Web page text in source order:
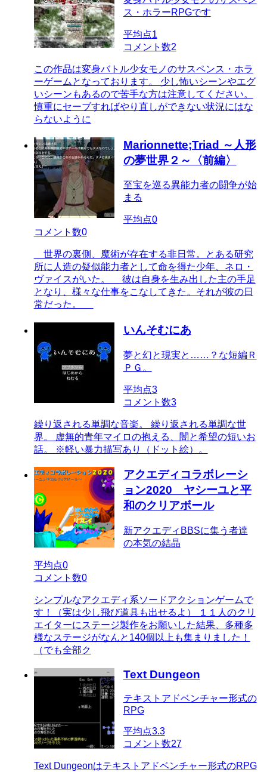
ス・ホラーRPGです
平均点1
コメント数2
この作品は変身バトル少女モノのサスペンス・ホラ
ーゲームとなっております。 少し怖いシーンやエグ
いシーンもあるので苦手な方は注意してください。
慎重にセーブすればやり直しができない状況にはな
らないように
Marionnette;Triad ～人形
の夢世界２～〈前編〉
至宝を巡る異能力者の闘争が始
まる
平均点0
コメント数0
世界の裏側、魔術が存在する非日常。とある研究
所に人造の疑似能力者として命を得た少年、ネロ・
ヴァイスがいた。 彼は自身を生み出した主の手足
となり、様々な仕事をこなしてきた。それが彼の日
常だった。
いんそむにあ
夢と幻と現実と……？な短編Ｒ
ＰＧ。
平均点3
コメント数3
繰り返される単調な音楽。 繰り返される単調な世
界。 虚無的青年マイロの抱える、闇と希望の短いお
話。 ※軽い暴力描写あり（ドット絵）。
アクエディコラボレーシ
ョン2020 ヤシーユと平
和のクリアボール
新アクエディBBSに集う者達
の本気の結晶
平均点0
コメント数0
シンプルなアクエディ系ソードアクションゲームで
す！（実は少し飛び道具も出せるよ） １１人のクリ
エイターにステージ製作をお願いした結果、多種多
様なステージがなんと140個以上も集まりました！
（でも全部ク
Text Dungeon
テキストアドベンチャー形式の
RPG
平均点3.3
コメント数27
Text Dungeonはテキストアドベンチャー形式のRPG